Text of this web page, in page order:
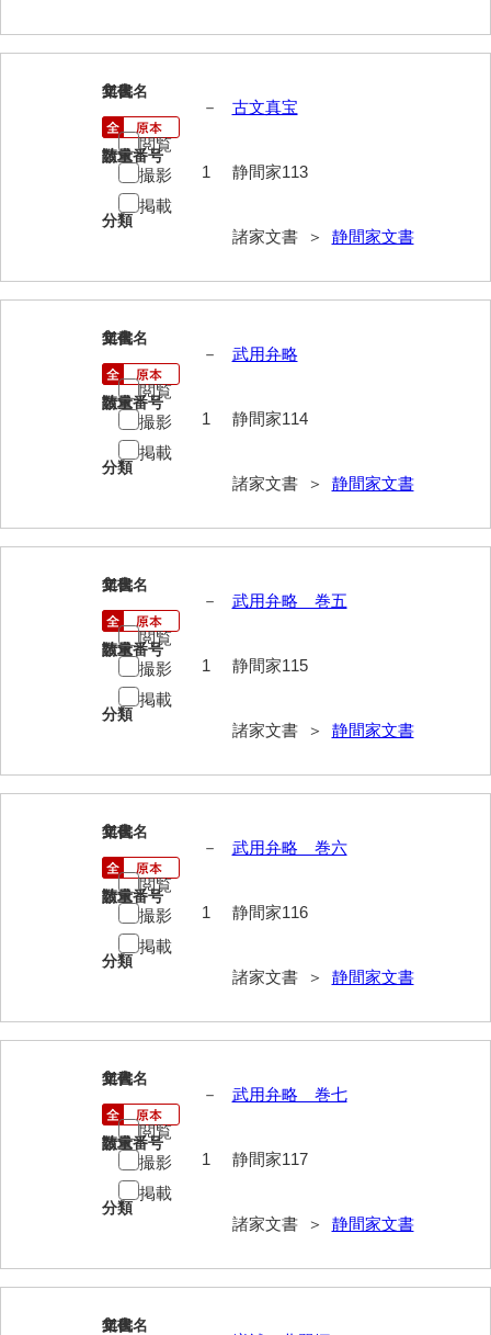
桂家文書（大阪市）
門井家文書
金津家文書
金谷家文書
上村家文書
上矢田井手文書
嘉村家文書
河崎家文書
河崎家文書（旧神代村）
河野家文書（美祢市）
神田一・二宮関係文書
神本正律文書
岸浩文庫
木津屋家文書
木原家文書
木部家文書
木村家文書
木村家文書（山口市）
木村一人文書
113
文書名
古文真宝
請求番号
静間家113
分類
諸家文書 ＞ 静間家文書
年代
－
数量
1
閲覧
撮影
掲載
114
文書名
武用弁略
請求番号
静間家114
分類
諸家文書 ＞ 静間家文書
年代
－
数量
1
閲覧
撮影
掲載
115
文書名
武用弁略 巻五
請求番号
静間家115
分類
諸家文書 ＞ 静間家文書
年代
－
数量
1
閲覧
撮影
掲載
116
文書名
武用弁略 巻六
請求番号
静間家116
分類
諸家文書 ＞ 静間家文書
年代
－
数量
1
閲覧
撮影
掲載
117
文書名
武用弁略 巻七
請求番号
静間家117
分類
諸家文書 ＞ 静間家文書
年代
－
数量
1
閲覧
撮影
掲載
118
文書名
年代